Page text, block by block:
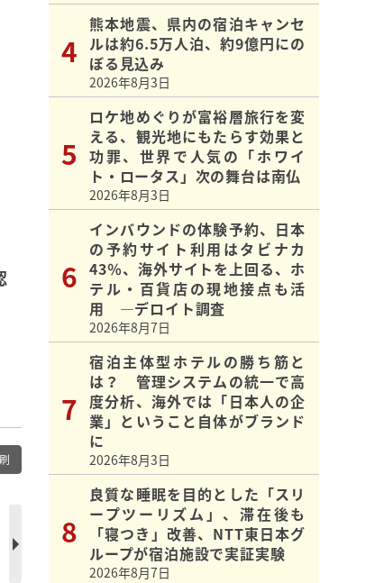
熊本地震、県内の宿泊キャンセ
ルは約6.5万人泊、約9億円にの
ぼる見込み
2026年8月3日
ロケ地めぐりが富裕層旅行を変
える、観光地にもたらす効果と
功罪、世界で人気の「ホワイ
ト・ロータス」次の舞台は南仏
2026年8月3日
インバウンドの体験予約、日本
の予約サイト利用はタビナカ
43％、海外サイトを上回る、ホ
テル・百貨店の現地接点も活
用 ―デロイト調査
2026年8月7日
宿泊主体型ホテルの勝ち筋と
は？ 管理システムの統一で高
度分析、海外では「日本人の企
業」ということ自体がブランド
に
2026年8月3日
良質な睡眠を目的とした「スリ
ープツーリズム」、滞在後も
「寝つき」改善、NTT東日本グ
ループが宿泊施設で実証実験
2026年8月7日